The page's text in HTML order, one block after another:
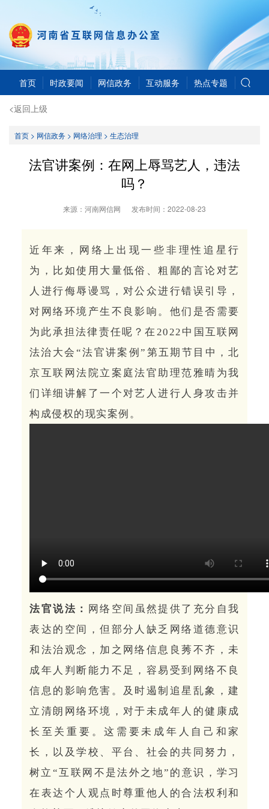
首页 时政要闻 网信政务 互动服务 热点专题
<返回上级
首页> 网信政务> 网络治理 > 生态治理
法官讲案例：在网上辱骂艺人，违法
吗？
来源：河南网信网 发布时间： 2022-08-23
近年来，网络上出现一些非理性追星行
为，比如使用大量低俗、粗鄙的言论对艺
人进行侮辱谩骂，对公众进行错误引导，
对网络环境产生不良影响。他们是否需要
为此承担法律责任呢？在2022中国互联网
法治大会“法官讲案例”第五期节目中，北
京互联网法院立案庭法官助理范雅晴为我
们详细讲解了一个对艺人进行人身攻击并
构成侵权的现实案例。
法官说法： 网络空间虽然提供了充分自我
表达的空间，但部分人缺乏网络道德意识
和法治观念，加之网络信息良莠不齐，未
成年人判断能力不足，容易受到网络不良
信息的影响危害。及时遏制 追星 乱象，建
立清朗网络环境，对于未成年人的健康成
长至关重要。这需要未成年人自己和家
长，以及学校、平台、社会的共同努力，
树立 “互联网不是法外之地”的意识，学习
在表达个人观点时尊重他人的合法权利和